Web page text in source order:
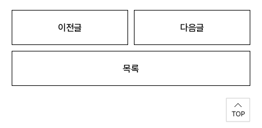
이전글 다음글
목록